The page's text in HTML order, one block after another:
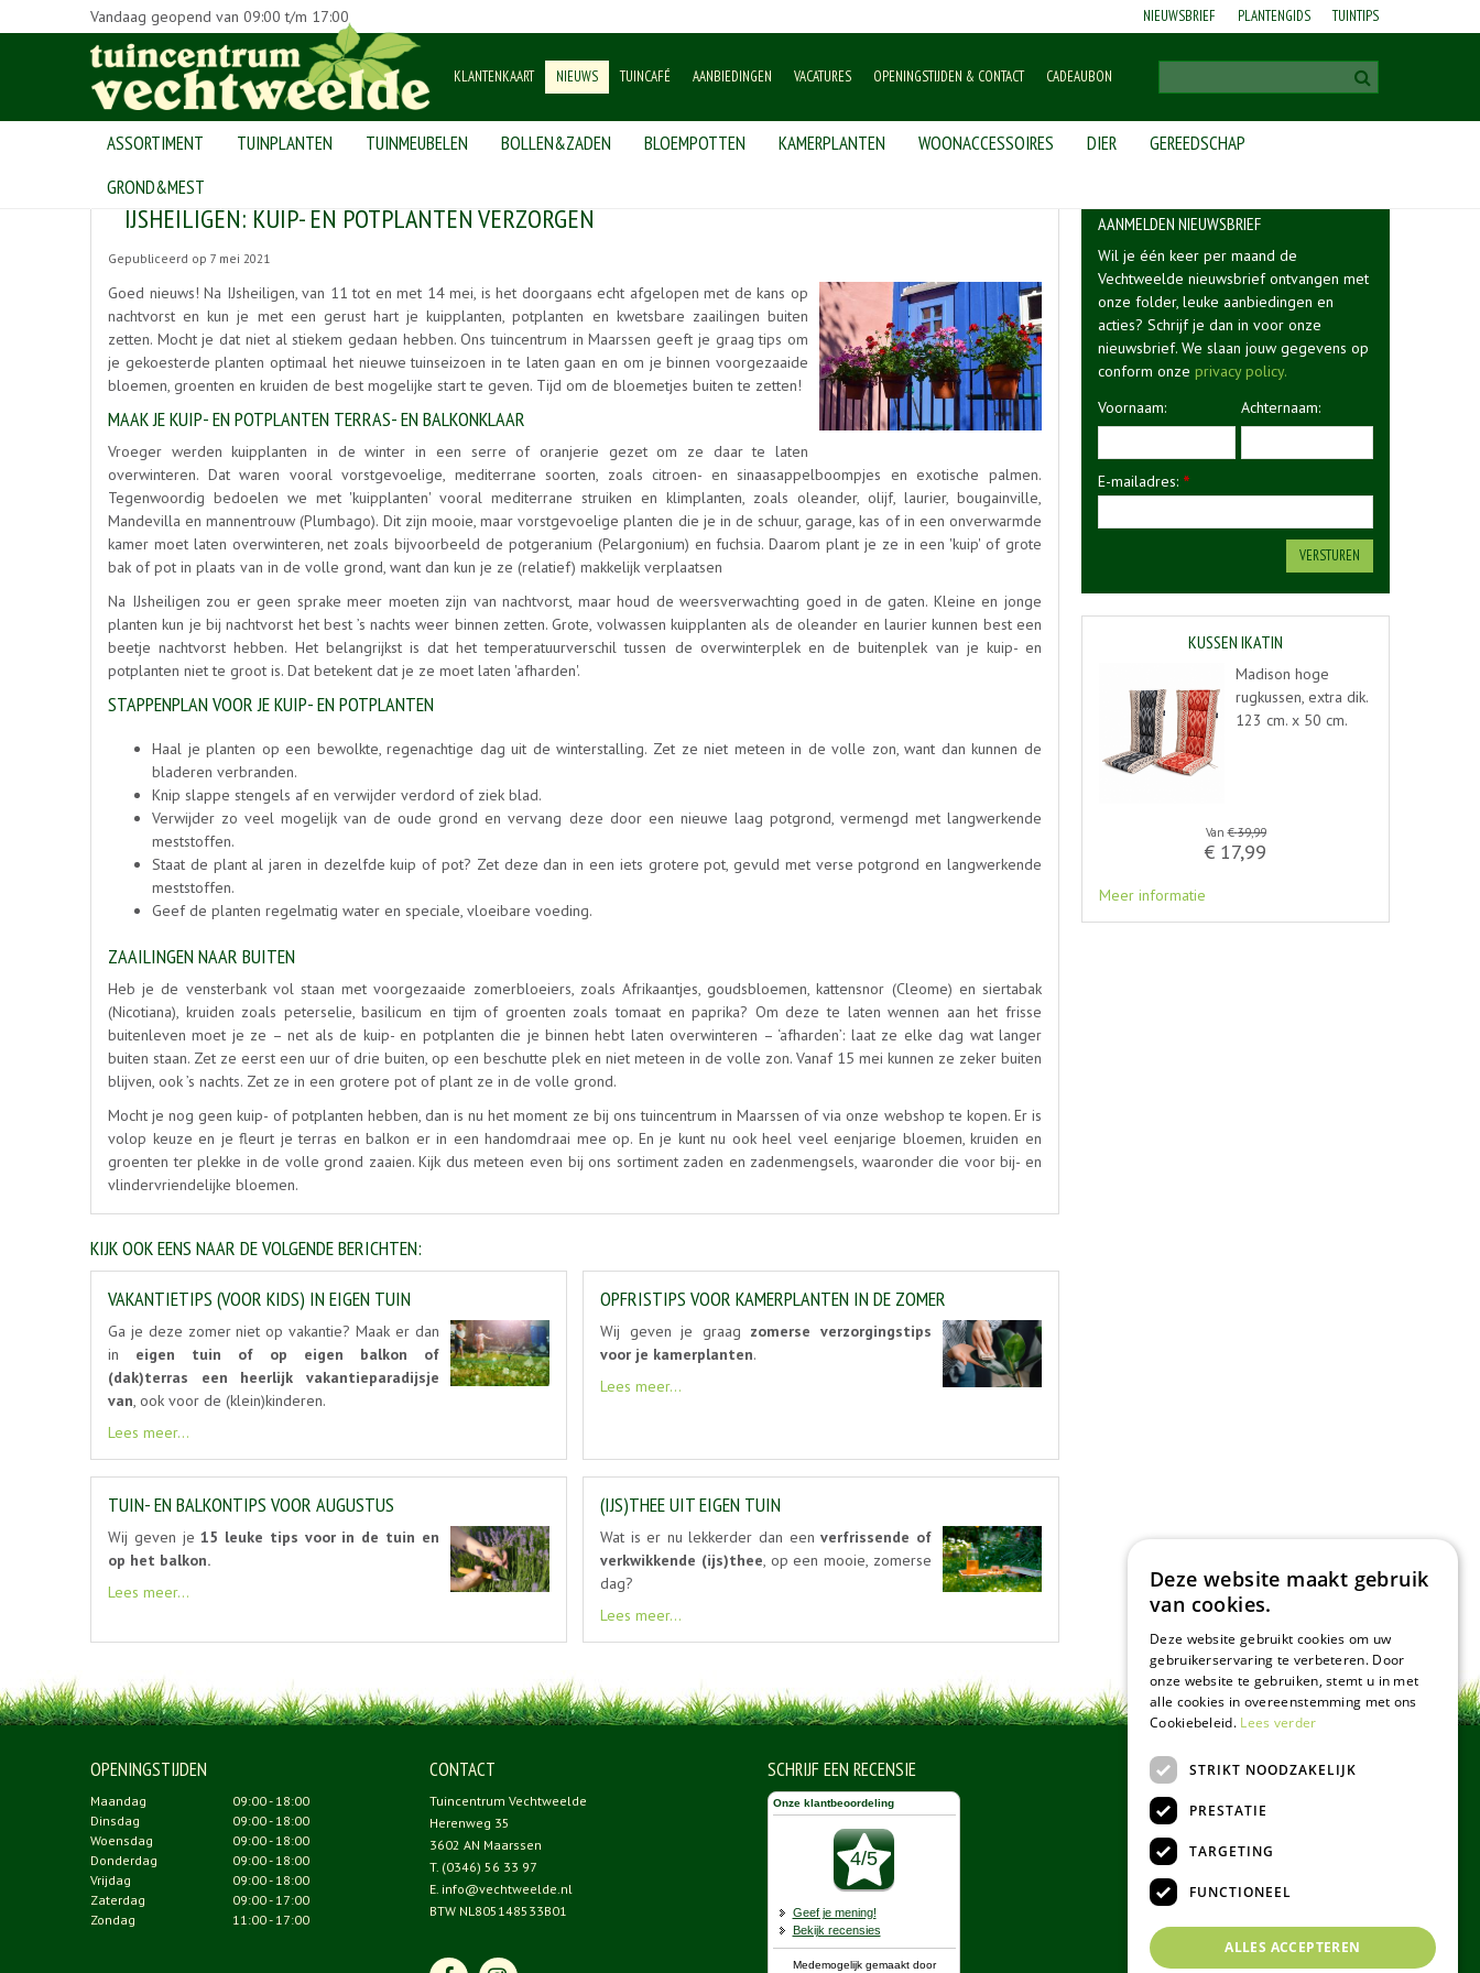
Home > Nieuws >
Vandaag geopend van 09:00 t/m 17:00 NIEUWSBRIEF PLANTENGIDS TUINTIPS
KLANTENKAART NIEUWS TUINCAFÉ AANBIEDINGEN VACATURES OPENINGSTIJDEN & CONTACT CADEAUBON
ASSORTIMENT TUINPLANTEN TUINMEUBELEN BOLLEN&ZADEN BLOEMPOTTEN KAMERPLANTEN WOONACCESSOIRES DIER
GEREEDSCHAP
GROND&MEST
IJSHEILIGEN: KUIP- EN POTPLANTEN VERZORGEN
Gepubliceerd op 7 mei 2021
Goed nieuws! Na IJsheiligen, van 11 tot en met 14 mei, is het doorgaans echt afgelopen met de kans op
nachtvorst en kun je met een gerust hart je kuipplanten, potplanten en kwetsbare zaailingen buiten
zetten. Mocht je dat niet al stiekem gedaan hebben. Ons tuincentrum in Maarssen geeft je graag tips om
je gekoesterde planten optimaal het nieuwe tuinseizoen in te laten gaan en om je binnen voorgezaaide
bloemen, groenten en kruiden de best mogelijke start te geven. Tijd om de bloemetjes buiten te zetten!
MAAK JE KUIP- EN POTPLANTEN TERRAS- EN BALKONKLAAR
Vroeger werden kuipplanten in de winter in een serre of oranjerie gezet om ze daar te laten
overwinteren. Dat waren vooral vorstgevoelige, mediterrane soorten, zoals citroen- en sinaasappelboompjes en exotische palmen.
Tegenwoordig bedoelen we met 'kuipplanten' vooral mediterrane struiken en klimplanten, zoals oleander, olijf, laurier, bougainville,
Mandevilla en mannentrouw (Plumbago). Dit zijn mooie, maar vorstgevoelige planten die je in de schuur, garage, kas of in een onverwarmde
kamer moet laten overwinteren, net zoals bijvoorbeeld de potgeranium (Pelargonium) en fuchsia. Daarom plant je ze in een 'kuip' of grote
bak of pot in plaats van in de volle grond, want dan kun je ze (relatief) makkelijk verplaatsen
Na IJsheiligen zou er geen sprake meer moeten zijn van nachtvorst, maar houd de weersverwachting goed in de gaten. Kleine en jonge
planten kun je bij nachtvorst het best ’s nachts weer binnen zetten. Grote, volwassen kuipplanten als de oleander en laurier kunnen best een
beetje nachtvorst hebben. Het belangrijkst is dat het temperatuurverschil tussen de overwinterplek en de buitenplek van je kuip- en
potplanten niet te groot is. Dat betekent dat je ze moet laten 'afharden'.
STAPPENPLAN VOOR JE KUIP- EN POTPLANTEN
Haal je planten op een bewolkte, regenachtige dag uit de winterstalling. Zet ze niet meteen in de volle zon, want dan kunnen de
bladeren verbranden.
Knip slappe stengels af en verwijder verdord of ziek blad.
Verwijder zo veel mogelijk van de oude grond en vervang deze door een nieuwe laag potgrond, vermengd met langwerkende
meststoffen.
Staat de plant al jaren in dezelfde kuip of pot? Zet deze dan in een iets grotere pot, gevuld met verse potgrond en langwerkende
meststoffen.
Geef de planten regelmatig water en speciale, vloeibare voeding.
ZAAILINGEN NAAR BUITEN
Heb je de vensterbank vol staan met voorgezaaide zomerbloeiers, zoals Afrikaantjes, goudsbloemen, kattensnor (Cleome) en siertabak
(Nicotiana), kruiden zoals peterselie, basilicum en tijm of groenten zoals tomaat en paprika? Om deze te laten wennen aan het frisse
buitenleven moet je ze – net als de kuip- en potplanten die je binnen hebt laten overwinteren – ‘afharden’: laat ze elke dag wat langer
buiten staan. Zet ze eerst een uur of drie buiten, op een beschutte plek en niet meteen in de volle zon. Vanaf 15 mei kunnen ze zeker buiten
blijven, ook ’s nachts. Zet ze in een grotere pot of plant ze in de volle grond.
Mocht je nog geen kuip- of potplanten hebben, dan is nu het moment ze bij ons tuincentrum in Maarssen of via onze webshop te kopen. Er is
volop keuze en je fleurt je terras en balkon er in een handomdraai mee op. En je kunt nu ook heel veel eenjarige bloemen, kruiden en
groenten ter plekke in de volle grond zaaien. Kijk dus meteen even bij ons sortiment zaden en zadenmengsels, waaronder die voor bij- en
vlindervriendelijke bloemen.
KIJK OOK EENS NAAR DE VOLGENDE BERICHTEN:
VAKANTIETIPS (VOOR KIDS) IN EIGEN TUIN
Ga je deze zomer niet op vakantie? Maak er dan
in eigen tuin of op eigen balkon of
(dak)terras een heerlijk vakantieparadijsje
van, ook voor de (klein)kinderen.
Lees meer...
OPFRISTIPS VOOR KAMERPLANTEN IN DE ZOMER
Wij geven je graag zomerse verzorgingstips
voor je kamerplanten.
Lees meer...
TUIN- EN BALKONTIPS VOOR AUGUSTUS
Wij geven je15 leuke tips voor in de tuin en
op het balkon.
Lees meer...
(IJS)THEE UIT EIGEN TUIN
Wat is er nu lekkerder dan eenverfrissende of
verkwikkende (ijs)thee, op een mooie, zomerse
dag?
Lees meer...
AANMELDEN NIEUWSBRIEF
Wil je één keer per maand de
Vechtweelde nieuwsbrief ontvangen met
onze folder, leuke aanbiedingen en
acties? Schrijf je dan in voor onze
nieuwsbrief. We slaan jouw gegevens op
conform onze privacy policy.
Voornaam:
Achternaam:
E-mailadres: *
KUSSEN IKATIN
Madison hoge
rugkussen, extra dik.
123 cm. x 50 cm.
Van € 39,99
€ 17,99
Meer informatie
OPENINGSTIJDEN
Maandag
09:00 - 18:00
Dinsdag
09:00 - 18:00
Woensdag
09:00 - 18:00
Donderdag
09:00 - 18:00
Vrijdag
09:00 - 18:00
Zaterdag
09:00 - 17:00
Zondag
11:00 - 17:00
CONTACT
Tuincentrum Vechtweelde
Herenweg 35
3602 AN Maarssen
T. (0346) 56 33 97
E. info@vechtweelde.nl
BTW NL805148533B01
SCHRIJF EEN RECENSIE
Deze website maakt gebruik
van cookies.
Deze website gebruikt cookies om uw
gebruikerservaring te verbeteren. Door
onze website te gebruiken, stemt u in met
alle cookies in overeenstemming met ons
Cookiebeleid. Lees verder
STRIKT NOODZAKELIJK
PRESTATIE
TARGETING
FUNCTIONEEL
ALLES ACCEPTEREN